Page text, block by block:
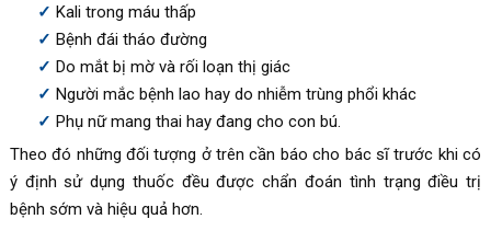
Kali trong máu thấp
Bệnh đái tháo đường
Do mắt bị mờ và rối loạn thị giác
Người mắc bệnh lao hay do nhiễm trùng phổi khác
Phụ nữ mang thai hay đang cho con bú.
Theo đó những đối tượng ở trên cần báo cho bác sĩ trước khi có
ý định sử dụng thuốc đều được chẩn đoán tình trạng điều trị
bệnh sớm và hiệu quả hơn.